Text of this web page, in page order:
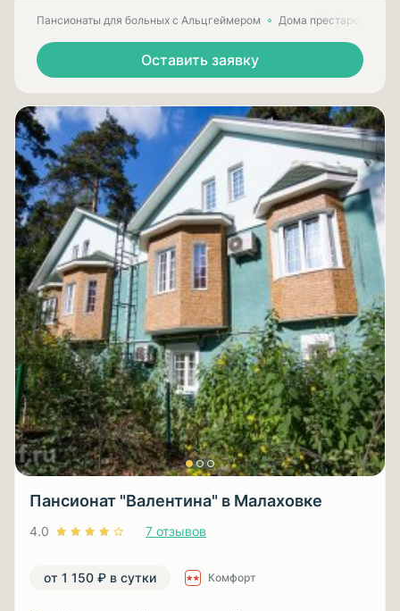
Пансионаты для больных с Альцгеймером Дома престарелых
Оставить заявку
Пансионат "Валентина" в Малаховке
4.0 7 отзывов
от 1 150 ₽ в сутки Комфорт